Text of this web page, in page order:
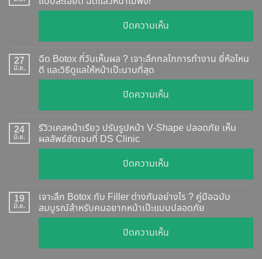
ปิดความเห็น
Botox
แท้
อย่างไร
อัปเดต
2026
ยี่ห้อ
แบบ
27
มิ.ย.
ฉีด Botox กี่วันเห็นผล ? เจาะลึกกลไกการทำงาน ยี่ห้อไหน
ดี และวิธีดูแลให้หน้าเป๊ะนานที่สุด
ปิดความเห็น
ฉีด
Botox
วัน
ผล
?
เจาะ
24
มิ.ย.
รีวิวเคสหน้าเรียว ปรับรูปหน้า V-Shape ปลอดภัย เห็น
ผลลัพธ์ชัดเจนที่ DS Clinic
ปิดความเห็น
รีวิว
เคส
หน้า
เรียว
รูป
19
มิ.ย.
เจาะลึก Botox กับ Filler ต่างกันอย่างไร ? คู่มือฉบับ
สมบูรณ์สำหรับคนอยากหน้าเป๊ะแบบปลอดภัย
ปิดความเห็น
เจาะ